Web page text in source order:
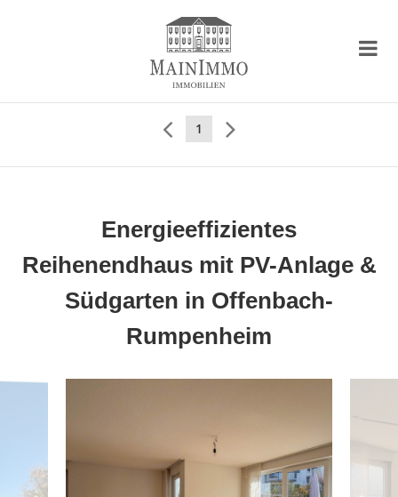
1
Energieeffizientes
Reihenendhaus mit PV-Anlage &
Südgarten in Offenbach-
Rumpenheim